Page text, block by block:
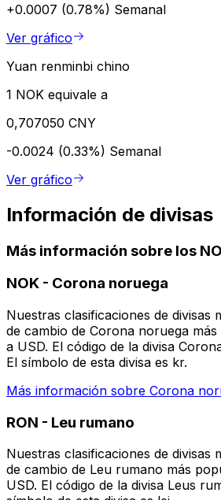
+0.0007 (0.78%) Semanal
Ver gráfico
Yuan renminbi chino
1 NOK equivale a
0,707050 CNY
-0.0024 (0.33%) Semanal
Ver gráfico
Información de divisas
Más información sobre los
NOK - Corona noruega
Nuestras clasificaciones de divisas
de cambio de Corona noruega
a USD. El código de la divisa
El símbolo de esta divisa es kr.
Más información sobre Corona
RON - Leu rumano
Nuestras clasificaciones de divisas
de cambio de Leu rumano más
USD. El código de la divisa Leus